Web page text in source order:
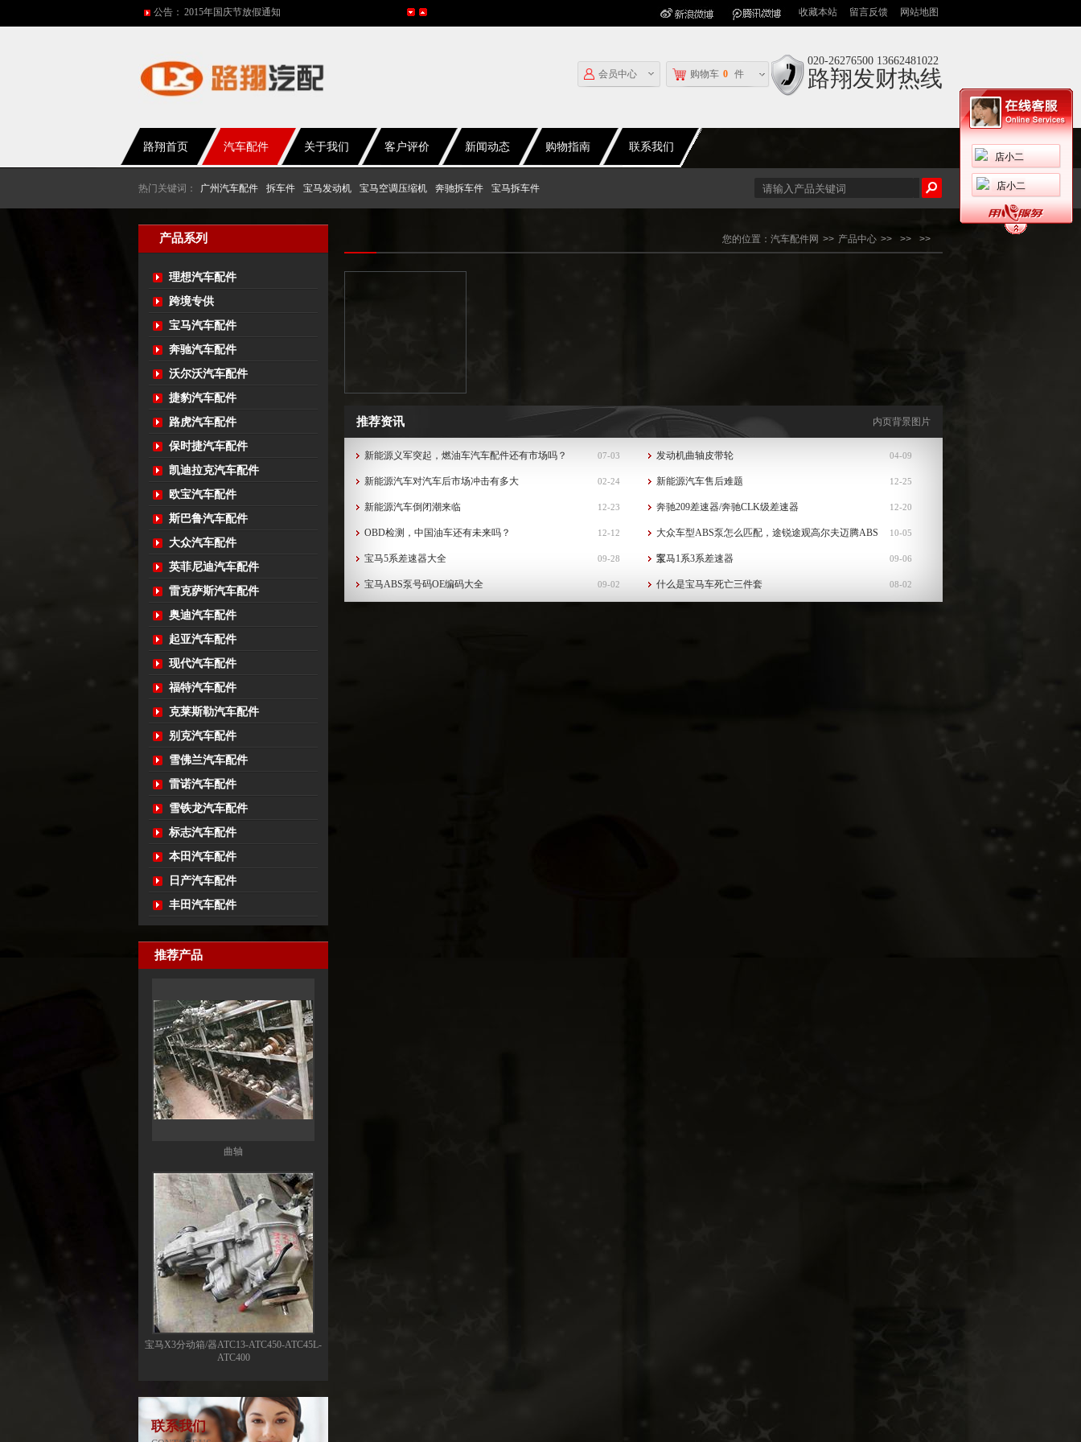
公告： 网站改版
2017年春节放假通知
2015年国庆节放假通知
网站地图
留言反馈
收藏本站
020-26276500 13662481022
路翔发财热线
购物车 0 件
会员中心
路翔首页 汽车配件 关于我们 客户评价 新闻动态 购物指南 联系我们
热门关键词： 广州汽车配件 拆车件 宝马发动机 宝马空调压缩机 奔驰拆车件 宝马拆车件
产品系列
理想汽车配件
跨境专供
宝马汽车配件
奔驰汽车配件
沃尔沃汽车配件
捷豹汽车配件
路虎汽车配件
保时捷汽车配件
凯迪拉克汽车配件
欧宝汽车配件
斯巴鲁汽车配件
大众汽车配件
英菲尼迪汽车配件
雷克萨斯汽车配件
奥迪汽车配件
起亚汽车配件
现代汽车配件
福特汽车配件
克莱斯勒汽车配件
别克汽车配件
雪佛兰汽车配件
雷诺汽车配件
雪铁龙汽车配件
标志汽车配件
本田汽车配件
日产汽车配件
丰田汽车配件
推荐产品
曲轴
宝马X3分动箱/器ATC13-ATC450-ATC45L-
ATC400
联系我们
您的位置： 汽车配件网 >> 产品中心 >> >> >>
内页背景图片
推荐资讯
07-03
新能源义军突起，燃油车汽车配件还有市场吗？ 04-09
发动机曲轴皮带轮
02-24
新能源汽车对汽车后市场冲击有多大 12-25
新能源汽车售后难题
12-23
新能源汽车倒闭潮来临 12-20
奔驰209差速器/奔驰CLK级差速器
12-12
OBD检测，中国油车还有未来吗？ 10-05
大众车型ABS泵怎么匹配，途锐途观高尔夫迈腾ABS
泵...
09-28
宝马5系差速器大全 09-06
宝马1系3系差速器
09-02
宝马ABS泵号码OE编码大全 08-02
什么是宝马车死亡三件套
店小二
店小二